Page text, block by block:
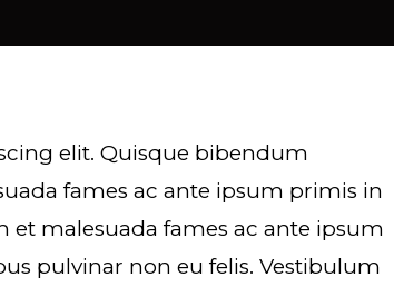
elit. Quisque bibendum
fames ac ante ipsum primis in
malesuada fames ac ante ipsum
pulvinar non eu felis. Vestibulum